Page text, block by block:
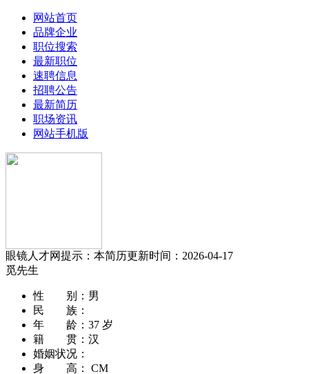
网站首页
品牌企业
职位搜索
最新职位
速聘信息
招聘公告
最新简历
职场资讯
网站手机版
眼镜人才网提示：本简历更新时间：2026-04-17
觅先生
性 别： 男
民 族：
年 龄： 37 岁
籍 贯： 汉
婚姻状况：
身 高：
CM